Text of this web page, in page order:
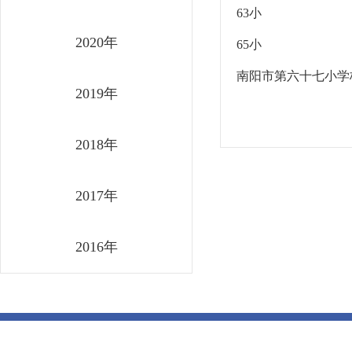
2020年
2019年
2018年
2017年
2016年
63小
65小
南阳市第六十七小学